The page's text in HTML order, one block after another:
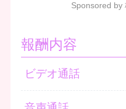
Sponsored by
報酬内容
ビデオ通話